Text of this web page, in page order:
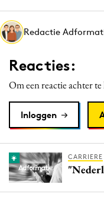
Interne communicatie
Martech
Media
Merkstrategie
PR
Purpose Marketing
Reputatie & crisis
Redactie
Reacties:
Om een reactie achter
Inloggen
CARRIERE